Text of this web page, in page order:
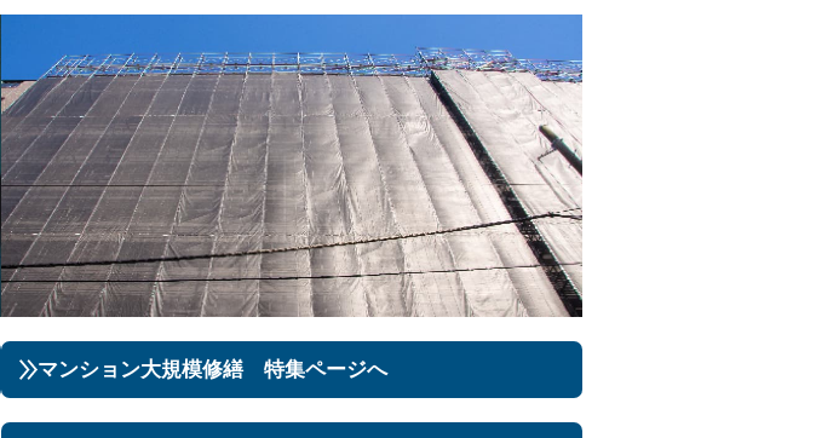
マンション大規模修繕 特集ページへ